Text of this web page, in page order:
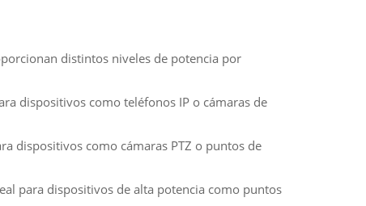
distintos niveles de potencia por
dispositivos como teléfonos IP o cámaras de
dispositivos como cámaras PTZ o puntos de
para dispositivos de alta potencia como puntos